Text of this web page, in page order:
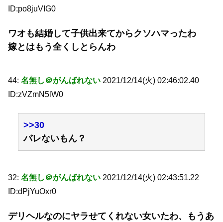
ID:po8juVIG0
ワオも結婚して子供出来てからクソハマったわ
嫁とはもう全くしとらんわ
44: 名無し＠がんばれない 2021/12/14(火) 02:46:02.40
ID:zVZmN5lW0
>>30
バレないもん？
32: 名無し＠がんばれない 2021/12/14(火) 02:43:51.22
ID:dPjYuOxr0
デリヘルなのにヤラせてくれない女いたわ、もうあ